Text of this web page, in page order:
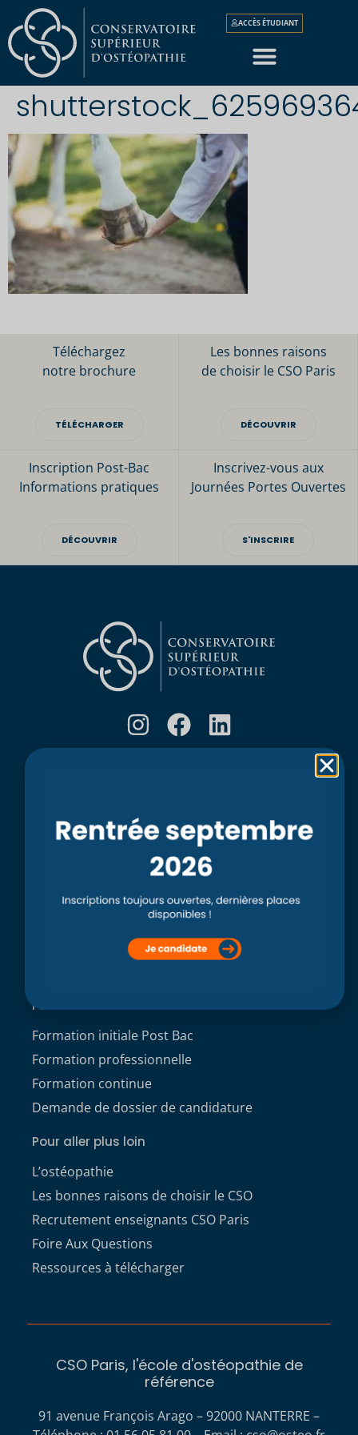
ACCÈS ÉTUDIANT
Téléchargez
notre brochure
TÉLÉCHARGER
Les bonnes raisons
de choisir le CSO Paris
DÉCOUVRIR
Inscription Post-Bac
Informations pratiques
DÉCOUVRIR
Inscrivez-vous aux
Journées Portes Ouvertes
S'INSCRIRE
L’école
Recherche
Service aux étudiants
Formations
Formation initiale Post Bac
Formation professionnelle
Formation continue
Demande de dossier de candidature
Pour aller plus loin
L’ostéopathie
Les bonnes raisons de choisir le CSO
Recrutement enseignants CSO Paris
Foire Aux Questions
Ressources à télécharger
CSO Paris, l'école d'ostéopathie de
référence
91 avenue François Arago – 92000 NANTERRE –